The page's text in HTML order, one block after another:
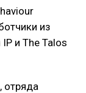
из
и The Talos
отряда